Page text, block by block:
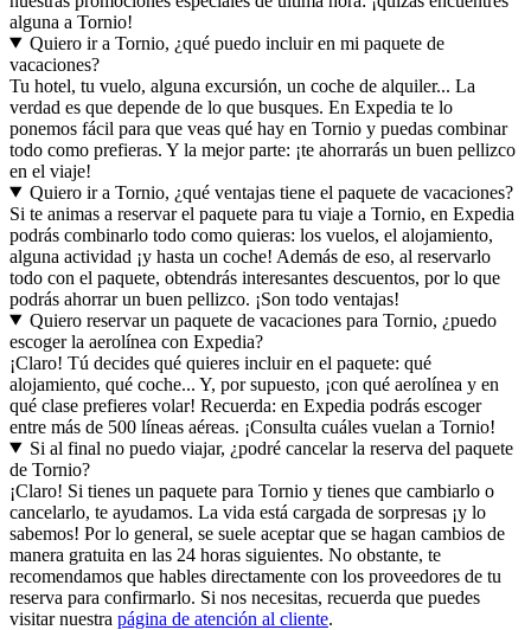
alguna a Tornio!
Quiero ir a Tornio, ¿qué puedo incluir en mi paquete de
vacaciones?
Tu hotel, tu vuelo, alguna excursión, un coche de alquiler... La
verdad es que depende de lo que busques. En Expedia te lo
ponemos fácil para que veas qué hay en Tornio y puedas combinar
todo como prefieras. Y la mejor parte: ¡te ahorrarás un buen pellizco
en el viaje!
Quiero ir a Tornio, ¿qué ventajas tiene el paquete de vacaciones?
Si te animas a reservar el paquete para tu viaje a Tornio, en Expedia
podrás combinarlo todo como quieras: los vuelos, el alojamiento,
alguna actividad ¡y hasta un coche! Además de eso, al reservarlo
todo con el paquete, obtendrás interesantes descuentos, por lo que
podrás ahorrar un buen pellizco. ¡Son todo ventajas!
Quiero reservar un paquete de vacaciones para Tornio, ¿puedo
escoger la aerolínea con Expedia?
¡Claro! Tú decides qué quieres incluir en el paquete: qué
alojamiento, qué coche... Y, por supuesto, ¡con qué aerolínea y en
qué clase prefieres volar! Recuerda: en Expedia podrás escoger
entre más de 500 líneas aéreas. ¡Consulta cuáles vuelan a Tornio!
Si al final no puedo viajar, ¿podré cancelar la reserva del paquete
de Tornio?
¡Claro! Si tienes un paquete para Tornio y tienes que cambiarlo o
cancelarlo, te ayudamos. La vida está cargada de sorpresas ¡y lo
sabemos! Por lo general, se suele aceptar que se hagan cambios de
manera gratuita en las 24 horas siguientes. No obstante, te
recomendamos que hables directamente con los proveedores de tu
reserva para confirmarlo. Si nos necesitas, recuerda que puedes
visitar nuestra página de atención al cliente.